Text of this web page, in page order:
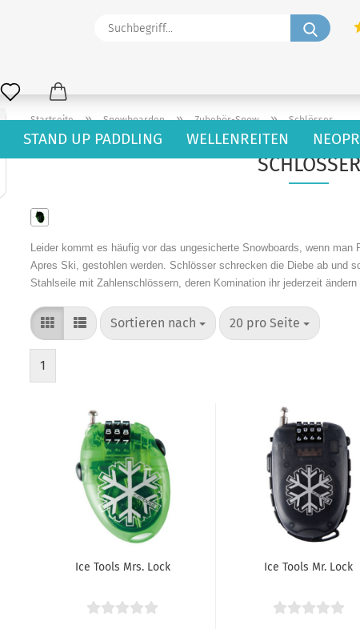
STAND UP PADDLING WELLENREITEN
Startseite » Snowboarden » Zubehör-Snow » Schlösser
SCHLÖSSER
Leider kommt es häufig vor das ungesicherte Snowboards, wenn
Apres Ski, gestohlen werden. Schlösser schrecken die Diebe ab und
Stahlseile mit Zahlenschlössern, deren Komination ihr jederzeit ändern
Sortieren nach
Sortieren nach 20 pro Seite
pro Seite
1
Ice Tools Mrs. Lock Ice Tools Mr. Lock